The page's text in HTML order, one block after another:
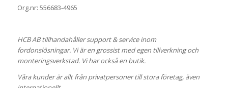
Org.nr: 556683-4965
HCB AB tillhandahåller support & service inom
fordonslösningar. Vi är en grossist med egen tillverkning och
monteringsverkstad. Vi har också en butik.
Våra kunder är allt från privatpersoner till stora företag, även